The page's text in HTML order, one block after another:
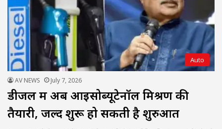
Auto
AV NEWS July 7, 2026
डीजल में अब आइसोब्यूटेनॉल मिश्रण की
तैयारी, जल्द शुरू हो सकती है शुरुआत